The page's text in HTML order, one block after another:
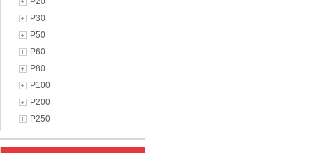
P30
P50
P60
P80
P100
P200
P250